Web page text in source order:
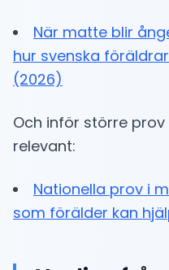
När matte blir
hur svenska
(2026)
Och inför större
relevant:
Nationella prov i
som förälder kan